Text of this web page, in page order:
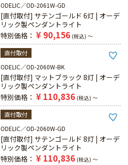
ODELIC
OD-2061W-GD
[直付取付] サテンゴールド 6灯 | オーデ
リック製ペンダントライト
特別価格
¥ 90,156 税込 〜
直付取付
ODELIC
OD-2060W-BK
[直付取付] マットブラック 8灯 | オーデ
リック製ペンダントライト
特別価格
¥ 110,836 税込 〜
直付取付
ODELIC
OD-2060W-GD
[直付取付] サテンゴールド 8灯 | オーデ
リック製ペンダントライト
特別価格
¥ 110,836 税込 〜